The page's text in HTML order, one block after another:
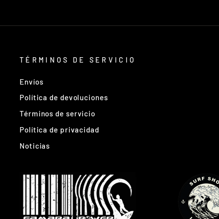
TÉRMINOS DE SERVICIO
Envíos
Política de devoluciones
Términos de servicio
Política de privacidad
Noticias